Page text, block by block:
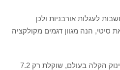
לעגלות אורבניות ולכן
סיטי, הנה מגוון דגמים מקולקציה
סיטי לייט – נחשבת לעגלת התינוק הקלה בעולם, שוקלת רק 7.2